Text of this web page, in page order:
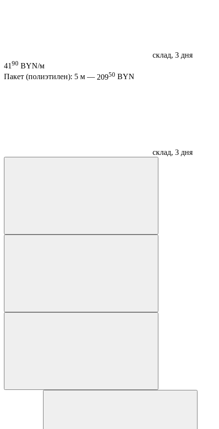
склад, 3 дня
41 90 BYN/м
Пакет (полиэтилен): 5 м — 20950 BYN
склад, 3 дня